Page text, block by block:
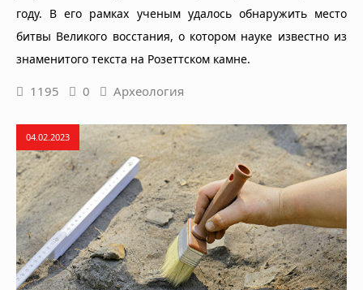
году. В его рамках ученым удалось обнаружить место
битвы Великого восстания, о котором науке известно из
знаменитого текста на Розеттском камне.
1195 0 Археология
04.02.2023